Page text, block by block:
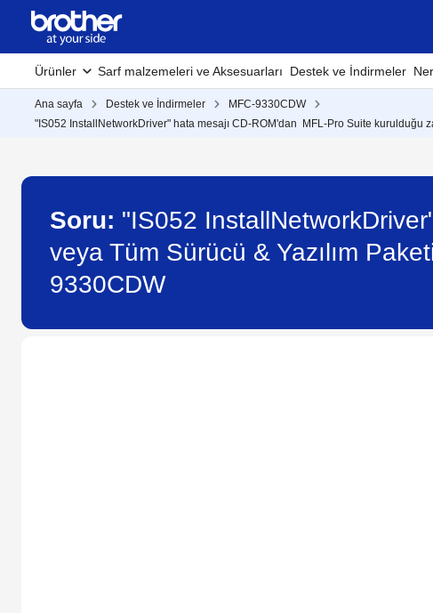
Ürünler Sarf malzemeleri ve Aksesuarları Destek ve İndirmeler
Ana sayfa Destek ve İndirmeler
MFC-9330CDW
"IS052 InstallNetworkDriver" hata mesajı CD-ROM'dan MFL-Pro Suite kurulduğu
Soru: "IS052
veya Tüm Sürücü & Yazılım
9330CDW